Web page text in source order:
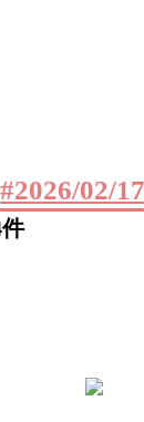
#2026/02/17